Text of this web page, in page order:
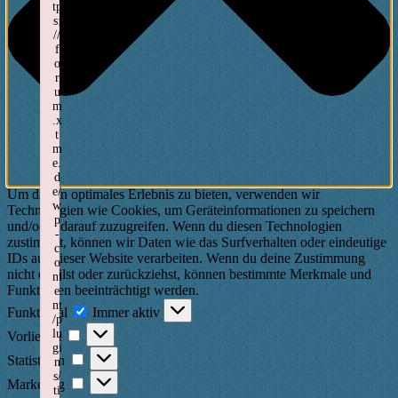
Um dir ein optimales Erlebnis zu bieten, verwenden wir
Technologien wie Cookies, um Geräteinformationen zu speichern
und/oder darauf zuzugreifen. Wenn du diesen Technologien
zustimmst, können wir Daten wie das Surfverhalten oder eindeutige
IDs auf dieser Website verarbeiten. Wenn du deine Zustimmung
nicht erteilst oder zurückziehst, können bestimmte Merkmale und
Funktionen beeinträchtigt werden.
Funktional
Funktional
Immer aktiv
Vorlieben
Vorlieben
Statistiken Statistiken
Marketing Marketing
tp
s:
//
f
o
r
u
m
.x
t
m
e.
d
e/
w
p
-
c
o
nt
e
nt
/p
lu
gi
n
s/
ti